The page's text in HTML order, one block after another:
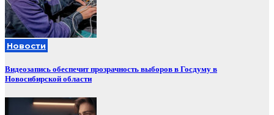
Новости
Видеозапись обеспечит прозрачность выборов в Госдуму в
Новосибирской области